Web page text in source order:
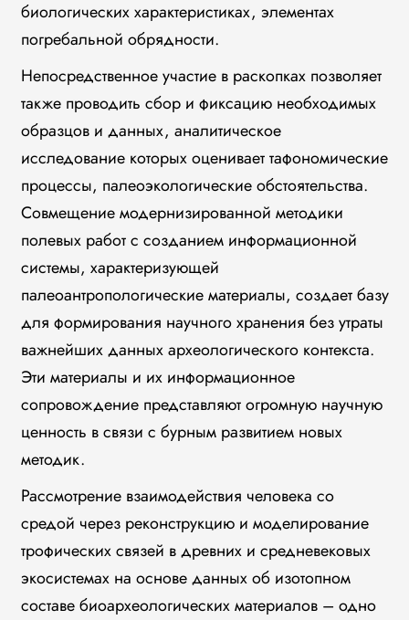
биологических характеристиках, элементах
погребальной обрядности.
Непосредственное участие в раскопках позволяет
также проводить сбор и фиксацию необходимых
образцов и данных, аналитическое
исследование которых оценивает тафономические
процессы, палеоэкологические обстоятельства.
Совмещение модернизированной методики
полевых работ с созданием информационной
системы, характеризующей
палеоантропологические материалы, создает базу
для формирования научного хранения без утраты
важнейших данных археологического контекста.
Эти материалы и их информационное
сопровождение представляют огромную научную
ценность в связи с бурным развитием новых
методик.
Рассмотрение взаимодействия человека со
средой через реконструкцию и моделирование
трофических связей в древних и средневековых
экосистемах на основе данных об изотопном
составе биоархеологических материалов – одно